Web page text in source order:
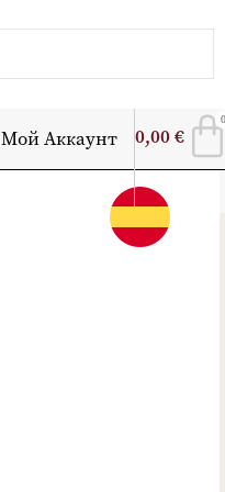
Мой Аккаунт 0,00€